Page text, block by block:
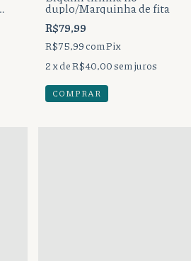
duplo/Marquinha de fita
R$79,99
R$75,99 comPix
2x deR$40,00sem juros
COMPRAR